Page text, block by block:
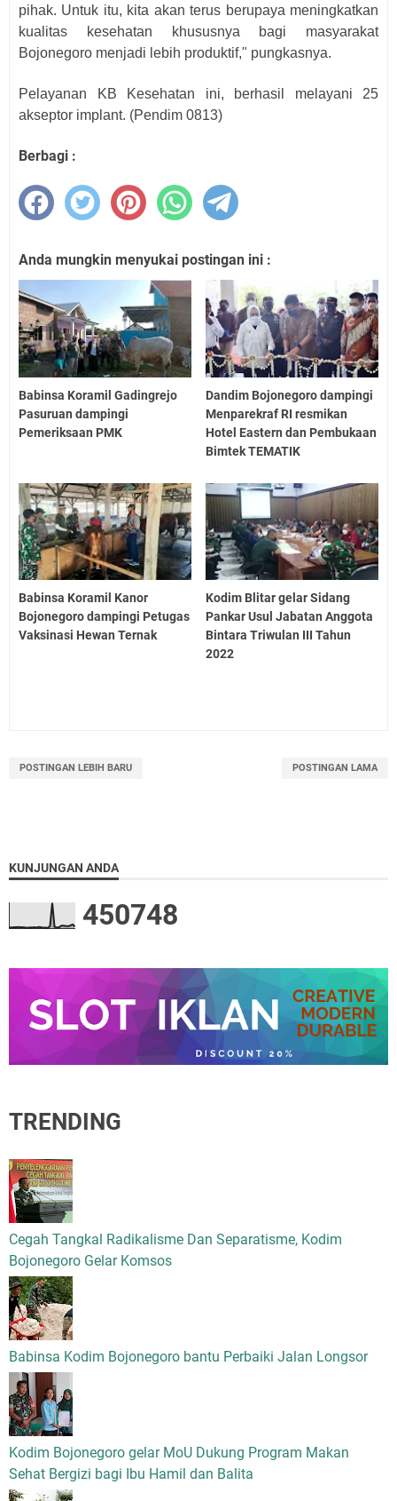
pihak. Untuk itu, kita akan terus berupaya meningkatkan
kualitas kesehatan khususnya bagi masyarakat
Bojonegoro menjadi lebih produktif," pungkasnya.
Pelayanan KB Kesehatan ini, berhasil melayani 25
akseptor implant. (Pendim 0813)
Berbagi :
Anda mungkin menyukai postingan ini :
Babinsa Koramil Gadingrejo
Pasuruan dampingi
Pemeriksaan PMK
Dandim Bojonegoro dampingi
Menparekraf RI resmikan
Hotel Eastern dan Pembukaan
Bimtek TEMATIK
Babinsa Koramil Kanor
Bojonegoro dampingi Petugas
Vaksinasi Hewan Ternak
Kodim Blitar gelar Sidang
Pankar Usul Jabatan Anggota
Bintara Triwulan III Tahun
2022
POSTINGAN LEBIH BARU POSTINGAN LAMA
KUNJUNGAN ANDA
450748
TRENDING
Cegah Tangkal Radikalisme Dan Separatisme, Kodim
Bojonegoro Gelar Komsos
Babinsa Kodim Bojonegoro bantu Perbaiki Jalan Longsor
Kodim Bojonegoro gelar MoU Dukung Program Makan
Sehat Bergizi bagi Ibu Hamil dan Balita